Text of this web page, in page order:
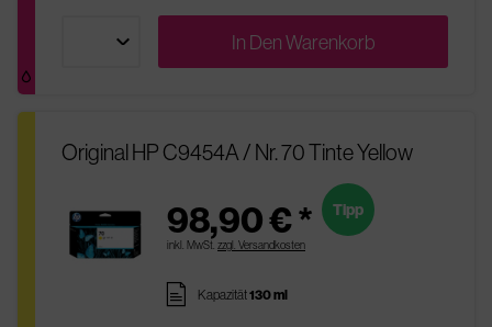
In DenWarenkorb
Original HP C9454A / Nr. 70 Tinte Yellow
98,90 € *
inkl. MwSt. zzgl. Versandkosten
Tipp
pages Kapazität130 ml